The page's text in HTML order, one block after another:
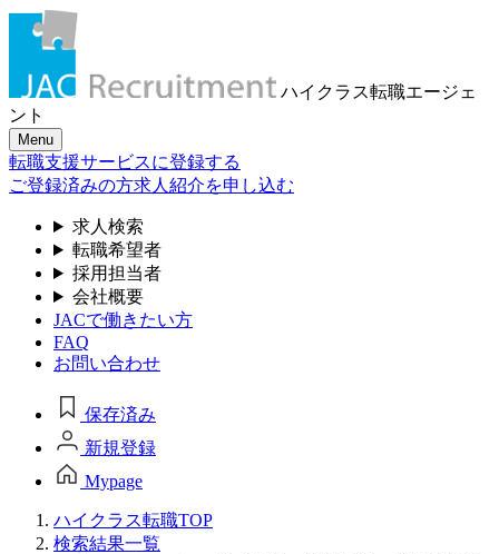
ハイクラス転職エージェ
ント
Menu
転職支援サービスに登録する
ご登録済みの方求人紹介を申し込む
求人検索
転職希望者
採用担当者
会社概要
JACで働きたい方
FAQ
お問い合わせ
保存済み
新規登録
Mypage
ハイクラス転職TOP
検索結果一覧